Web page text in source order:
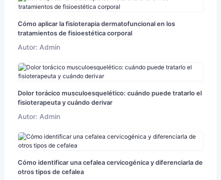
Cómo aplicar la fisioterapia dermatofuncional en los
tratamientos de fisioestética corporal
Autor: Admin
Dolor torácico musculoesquelético: cuándo puede tratarlo el
fisioterapeuta y cuándo derivar
Autor: Admin
Cómo identificar una cefalea cervicogénica y diferenciarla de
otros tipos de cefalea